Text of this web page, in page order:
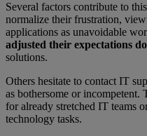
Several factors contribute to
normalize their frustration,
applications as unavoidable
adjusted their expectations
solutions.
Others hesitate to contact IT
as bothersome or
for already stretched IT teams
technology tasks.